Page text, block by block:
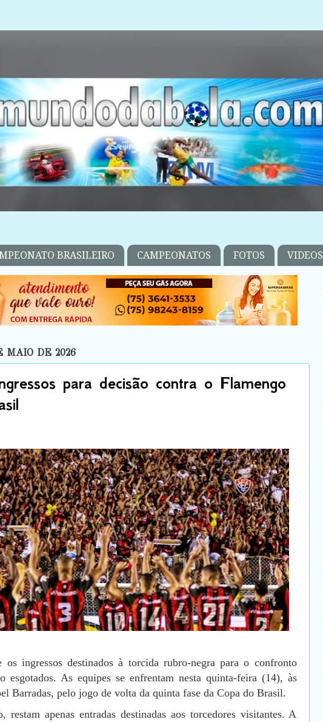
BRASILEIRO CAMPEONATOS FOTOS VIDEOS
MAIO DE 2026
para decisão contra o Flamengo
ingressos destinados à torcida rubro-negra para o confronto
esgotados. As equipes se enfrentam nesta quinta-feira (14), às
Barradas, pelo jogo de volta da quinta fase da Copa do Brasil.
restam apenas entradas destinadas aos torcedores visitantes. A